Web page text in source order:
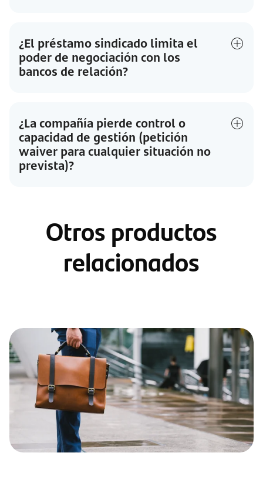
¿El préstamo sindicado limita el
poder de negociación con los
bancos de relación?
¿La compañía pierde control o
capacidad de gestión (petición
waiver para cualquier situación no
prevista)?
Otros productos
relacionados